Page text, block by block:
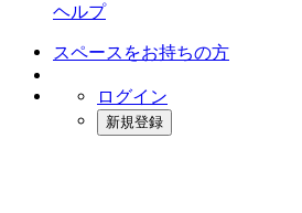
ヘルプ
スペースをお持ちの方
ログイン
新規登録